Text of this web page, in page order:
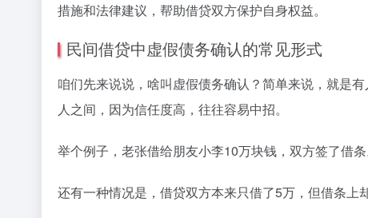
措施和法律建议，帮助借贷双方保护自身权益。
民间借贷中虚假债务确认的常见形式
咱们先来说说，啥叫虚假债务确认？简单来说，就是
人之间，因为信任度高，往往容易中招。
举个例子，老张借给朋友小李10万块钱，双方签了借
还有一种情况是，借贷双方本来只借了5万，但借条上